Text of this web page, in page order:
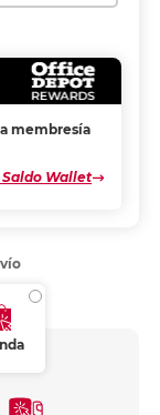
membresía
Saldo Wallet